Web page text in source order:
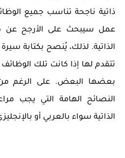
ذاتية ناجحة تناسب جميع
عمل سيبحث على الأرجح عن
الذاتية. لذلك، يُنصح بكتابة
تتقدم لها إذا كانت تلك
بعضها البعض. على الرغم
النصائح الهامة التي يجب
الذاتية سواء بالعربي أو